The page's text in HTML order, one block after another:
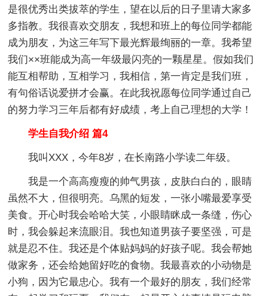
是很优秀出类拔萃的学生，望在以后的日子里请大家多
多指教。我很喜欢交朋友，我想和班上的每位同学都能
成为朋友，为这三年写下最光辉最绚丽的一章。我希望
我们××班能成为高一年级最闪亮的一颗星星。假如我们
能互相帮助，互相学习，我相信，第一肯定是我们班，
有句俗话说爱拼才会赢。在此我祝愿每位同学通过自己
的努力学习三年后都有好成绩，考上自己理想的大学！
学生自我介绍 篇4
我叫XXX，今年8岁，在长南路小学读二年级。
我是一个高高瘦瘦的帅气男孩，皮肤白白的，眼睛
虽然不大，但很明亮。乌黑的短发，一张小嘴最爱享受
美食。开心时我会哈哈大笑，小眼睛眯成一条缝，伤心
时，我会躲起来流眼泪。我也知道男孩子要坚强，可是
就是忍不住。我还是个体贴妈妈的好孩子呢。我会帮她
做家务，还会给她留好吃的食物。我最喜欢的小动物是
小狗，因为它最忠心。我有一个最好的朋友，我们经常